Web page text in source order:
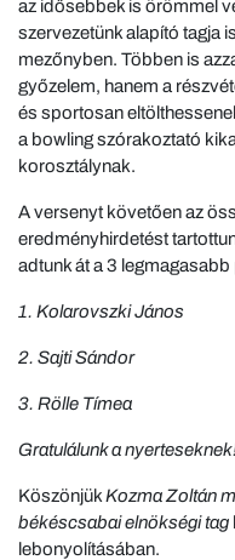
az idősebbek is örömmel
szervezetünk alapító tagja
mezőnyben. Többen is
győzelem, hanem a
és sportosan
a bowling szórakoztató
korosztálynak.
A versenyt követően az
eredményhirdetést
adtunk át a 3
1. Kolarovszki János
2. Sajti Sándor
3. Rölle Tímea
Gratulálunk a
KöszönjükKozma Zoltán
békéscsabai elnökségi tag
lebonyolításában.